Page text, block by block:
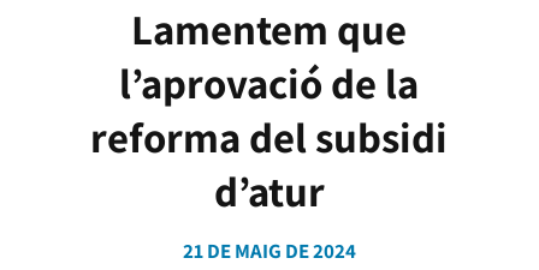
Lamentem que
l’aprovació de la
reforma del subsidi
d’atur
21 DE MAIG DE 2024